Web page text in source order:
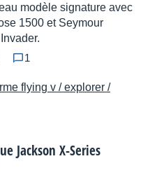
modèle signature avec
1500 et Seymour
1
flying v / explorer /